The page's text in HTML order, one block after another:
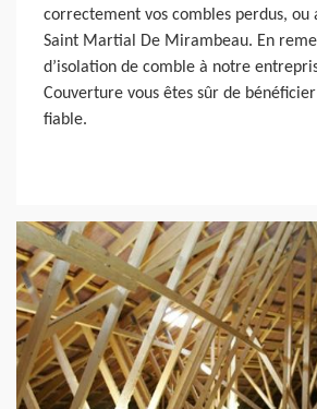
correctement vos combles perdus, ou
Saint Martial De Mirambeau. En
d’isolation de comble à notre
Couverture vous êtes sûr de
fiable.